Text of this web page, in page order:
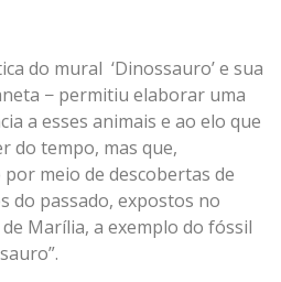
do mural ‘Dinossauro’ e sua
− permitiu elaborar uma
a esses animais e ao elo que
do tempo, mas que,
meio de descobertas de
do passado, expostos no
Marília, a exemplo do fóssil